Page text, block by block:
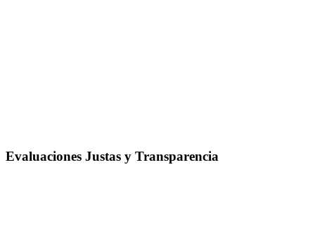
Evaluaciones Justas y Transparencia